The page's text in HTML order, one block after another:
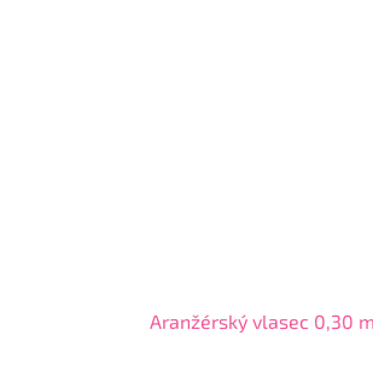
Aranžérský vlasec 0,30